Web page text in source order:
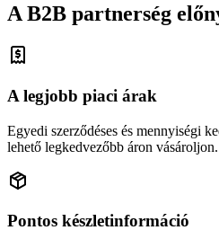
A B2B partnerség
A legjobb piaci árak
Egyedi szerződéses és mennyiségi
lehető legkedvezőbb áron vásároljon.
Pontos készletinformáció